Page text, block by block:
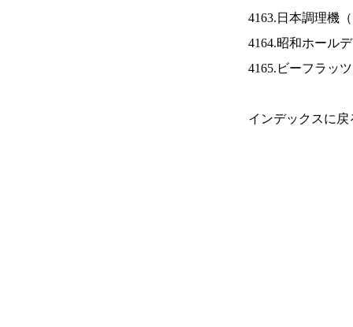
4163.日本調理機（
4164.昭和ホール
4165.ビーフラッ
インデックスに戻